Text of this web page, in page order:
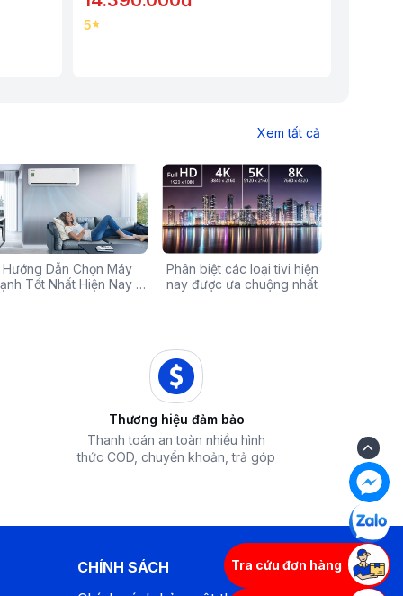
Tra cứu đơn hàng
5
Hãng Giá Rẻ –
Ưu Đãi Chỉ Có Tại
Tivi sale khủng đến 60%:
Cơ hội sở hữu chiếc tivi
50% - Cơ hội
Xem tất cả
Hướng Dẫn Chọn Máy
Tốt Nhất Hiện Nay –
Phân biệt các loại tivi hiện
nay được ưa chuộng nhất
Thương hiệu đảm bảo
Thanh toán an toàn nhiều hình
thức COD, chuyển khoản, trả góp
CHÍNH SÁCH